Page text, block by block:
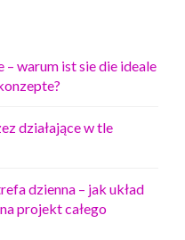
warum ist sie die ideale
działające w tle
dzienna – jak układ
projekt całego